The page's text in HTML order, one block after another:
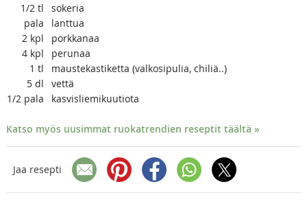
1/2 tl
sokeria
pala
lanttua
2 kpl
porkkanaa
4 kpl
perunaa
1 tl
maustekastiketta (valkosipulia, chiliä..)
5 dl
vettä
1/2 pala kasvisliemikuutiota
Katso myös uusimmat ruokatrendien reseptit täältä »
Jaa resepti